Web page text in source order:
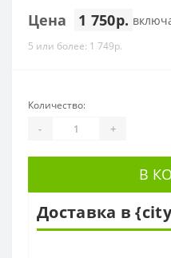
Цена 1 750р.
5 или более: 1 749р.
Количество:
- +
В
Доставка в